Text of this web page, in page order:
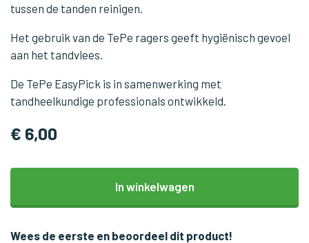
tussen de tanden reinigen.
Het gebruik van de TePe ragers geeft hygiënisch gevoel
aan het tandvlees.
De TePe EasyPick is in samenwerking met
tandheelkundige professionals ontwikkeld.
€ 6,00
In winkelwagen
Wees de eerste en beoordeel dit product!